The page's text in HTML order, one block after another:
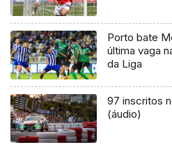
Porto bate
última vaga
da Liga
97 inscritos
(áudio)